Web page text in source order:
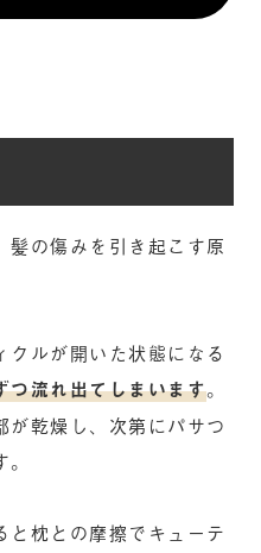
の傷みを引き起こす原
ルが開いた状態になる
つ流れ出てしまいます。
が乾燥し、次第にパサつ
と枕との摩擦でキューテ